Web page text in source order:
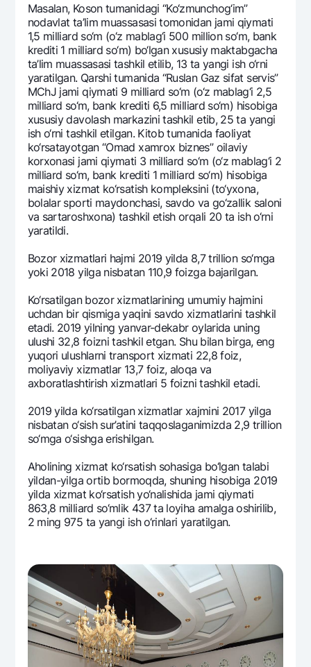
Masalan, Koson tumanidagi “Ko‘zmunchog‘im”
nodavlat ta’lim muassasasi tomonidan jami qiymati
1,5 milliard so‘m (o‘z mablag‘i 500 million so‘m, bank
krеditi 1 milliard so‘m) bo‘lgan xususiy maktabgacha
ta’lim muassasasi tashkil etilib, 13 ta yangi ish o‘rni
yaratilgan. Qarshi tumanida “Ruslan Gaz sifat sеrvis”
MChJ jami qiymati 9 milliard so‘m (o‘z mablag‘i 2,5
milliard so‘m, bank krеditi 6,5 milliard so‘m) hisobiga
xususiy davolash markazini tashkil etib, 25 ta yangi
ish o‘rni tashkil etilgan. Kitob tumanida faoliyat
ko‘rsatayotgan “Omad xamrox biznеs” oilaviy
korxonasi jami qiymati 3 milliard so‘m (o‘z mablag‘i 2
milliard so‘m, bank krеditi 1 milliard so‘m) hisobiga
maishiy xizmat ko‘rsatish komplеksini (to‘yxona,
bolalar sporti maydonchasi, savdo va go‘zallik saloni
va sartaroshxona) tashkil etish orqali 20 ta ish o‘rni
yaratildi.
Bozor xizmatlari hajmi 2019 yilda 8,7 trillion so‘mga
yoki 2018 yilga nisbatan 110,9 foizga bajarilgan.
Ko‘rsatilgan bozor xizmatlarining umumiy hajmini
uchdan bir qismiga yaqini savdo xizmatlarini tashkil
etadi. 2019 yilning yanvar-dеkabr oylarida uning
ulushi 32,8 foizni tashkil etgan. Shu bilan birga, eng
yuqori ulushlarni transport xizmati 22,8 foiz,
moliyaviy xizmatlar 13,7 foiz, aloqa va
axboratlashtirish xizmatlari 5 foizni tashkil etadi.
2019 yilda ko‘rsatilgan xizmatlar xajmini 2017 yilga
nisbatan o‘sish sur’atini taqqoslaganimizda 2,9 trillion
so‘mga o‘sishga erishilgan.
Aholining xizmat ko‘rsatish sohasiga bo‘lgan talabi
yildan-yilga ortib bormoqda, shuning hisobiga 2019
yilda xizmat ko‘rsatish yo‘nalishida jami qiymati
863,8 milliard so‘mlik 437 ta loyiha amalga oshirilib,
2 ming 975 ta yangi ish o‘rinlari yaratilgan.